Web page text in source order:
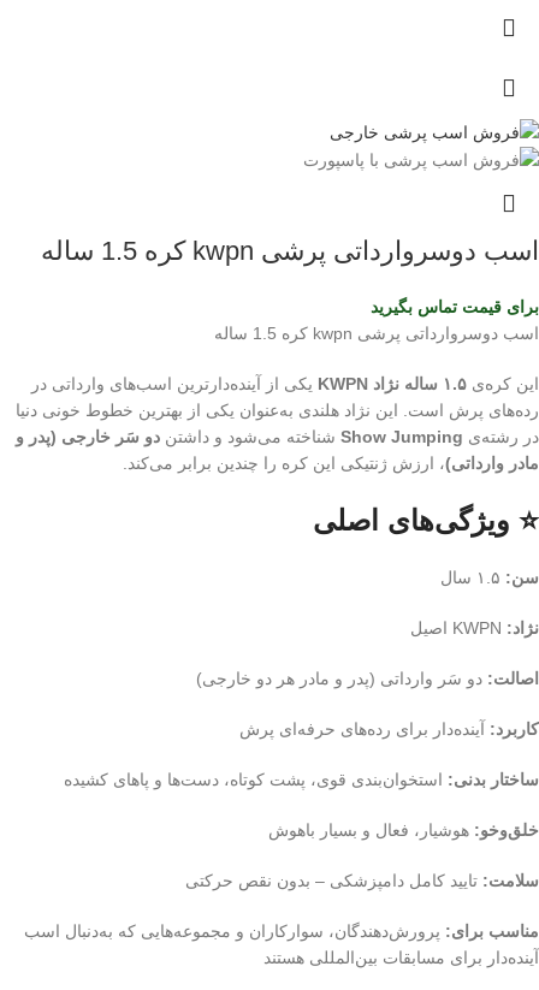
اسب دوسروارداتی پرشی kwpn کره 1.5 ساله
برای قیمت تماس بگیرید
اسب دوسروارداتی پرشی kwpn کره 1.5 ساله
این کره‌ی ۱.۵ ساله نژاد KWPN
یکی از آینده‌دارترین اسب‌های وارداتی در
رده‌های پرش است. این نژاد هلندی به‌عنوان یکی از بهترین خطوط خونی دنیا
در رشته‌ی Show Jumping شناخته می‌شود و داشتن دو سَر خارجی (پدر و
مادر وارداتی)، ارزش ژنتیکی این کره را چندین برابر می‌کند.
⭐ ویژگی‌های اصلی
سن:
نژاد:
اصالت: دو سَر وارداتی (پدر و مادر هر دو خارجی)
کاربرد: آینده‌دار برای رده‌های حرفه‌ای پرش
ساختار بدنی: استخوان‌بندی قوی، پشت کوتاه، دست‌ها و پاهای کشیده
خلق‌وخو: هوشیار، فعال و بسیار باهوش
سلامت: تایید کامل دامپزشکی – بدون نقص حرکتی
مناسب برای: پرورش‌دهندگان، سوارکاران و مجموعه‌هایی که به‌دنبال اسب
آینده‌دار برای مسابقات بین‌المللی هستند